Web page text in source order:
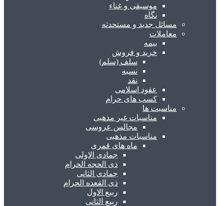
موسیقی و غناء
نگاه
مسائل جدید و مستحدثه
معاملات
بیمه
خرید و فروش
سلف (سلم)
نسیه
نقد
عقود اسلامی
کسب های حرام
مناسبت ها
مناسبات غیر مذهبی
مجالس عروسی
مناسبات مذهبی
ماه های قمری
جمادی الاولی
ذی الحجه الحرام
جمادی الثانی
ذی القعده الحرام
ربیع الاول
ربیع الثانی